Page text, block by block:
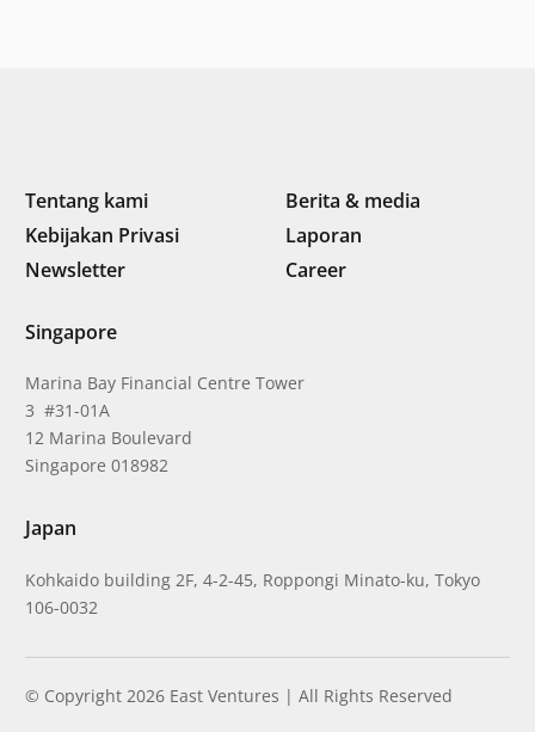
Tentang kami
Berita & media
Kebijakan Privasi
Laporan
Newsletter
Career
Singapore
Marina Bay Financial Centre Tower
3 #31-01A
12 Marina Boulevard
Singapore 018982
Japan
Kohkaido building 2F, 4-2-45, Roppongi Minato-ku, Tokyo
106-0032
© Copyright 2026 East Ventures | All Rights Reserved